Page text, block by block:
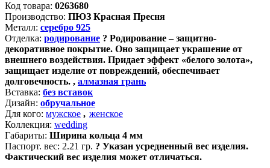
Код товара: 0263680
Производство: ПЮЗ Красная Пресня
Металл: серебро 925
Отделка: родирование ? Родирование – защитно-
декоративное покрытие. Оно защищает украшение от
внешнего воздействия. Придает эффект «белого золота»,
защищает изделие от повреждений, обеспечивает
долговечность. , алмазная грань
Вставка: без вставок
Дизайн: обручальное
Для кого: мужское , женское
Коллекция: wedding
Габариты: Ширина кольца 4 мм
Паспорт. вес: 2.21 гр. ? Указан усредненный вес изделия.
Фактический вес изделия может отличаться.